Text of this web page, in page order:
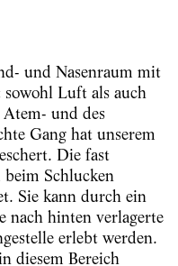
und Nasenraum mit
Luft als auch
und des
Gang hat unserem
Die fast
Schlucken
Sie kann durch ein
nach hinten verlagerte
erlebt werden.
diesem Bereich